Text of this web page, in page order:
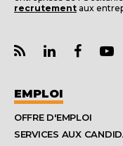
recrutement aux
EMPLOI
OFFRE D'EMPLOI
SERVICES AUX